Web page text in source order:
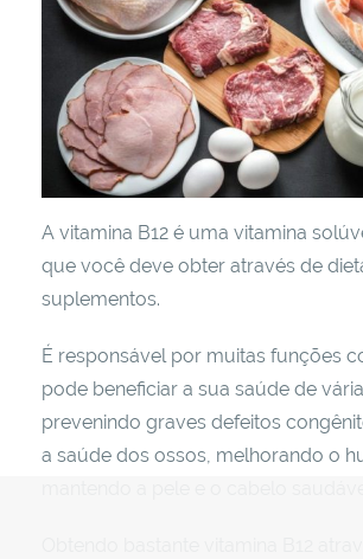
A vitamina B12 é uma vitamina
que você deve obter através de
suplementos.
É responsável por muitas funções
pode beneficiar a sua saúde de
prevenindo graves defeitos
a saúde dos ossos, melhorando o